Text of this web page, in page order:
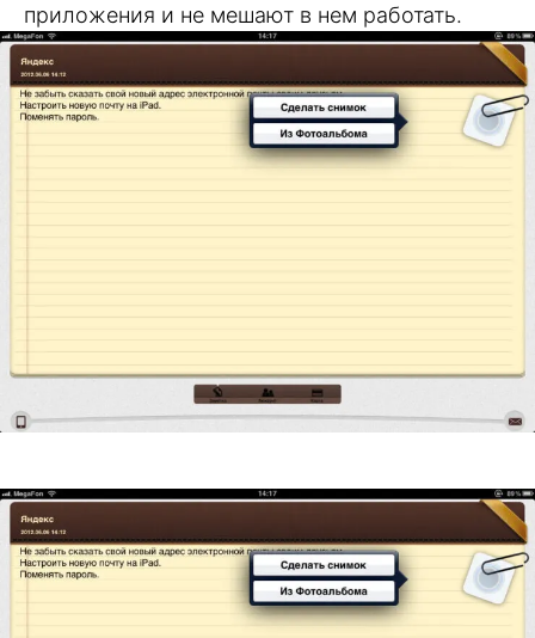
приложения и не мешают в нем работать.